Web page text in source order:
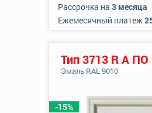
Рассрочка на 3 месяца
Ежемесячный платеж
-15%
Тип 3713 R А ПО
Эмаль RAL 9010